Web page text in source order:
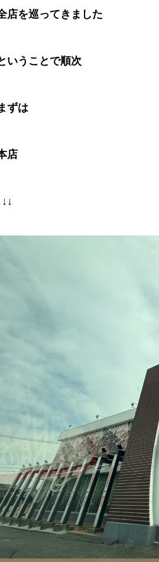
店を巡ってきました
いうことで順次
ずは
店